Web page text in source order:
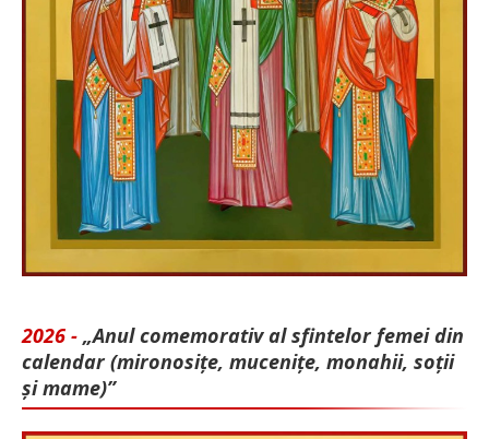
2026 - „Anul comemorativ al sfintelor femei din
calendar (mironosițe, mu­cenițe, monahii, soții
și mame)”